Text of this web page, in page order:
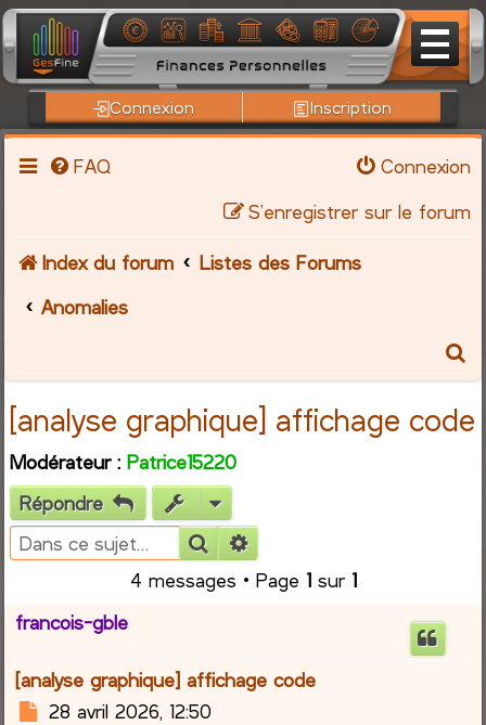
Connexion Inscription
FAQ
Connexion
S’enregistrer sur le forum
Index du forum
Listes des Forums
Anomalies
[analyse graphique] affichage code
Modérateur : Patrice15220
Répondre
Rechercher
4 messages • Page 1sur 1
francois-gble
[analyse graphique] affichage code
M
28 avril 2026, 12:50